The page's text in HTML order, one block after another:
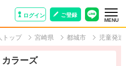
ログイン ご登録
MENU
トップ 宮崎県 都城市 児童発
ラーズ